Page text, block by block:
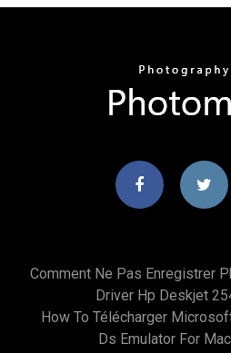
Comment Ne Pas Enregistrer
Driver Hp Deskjet
How To Télécharger
Ds Emulator For